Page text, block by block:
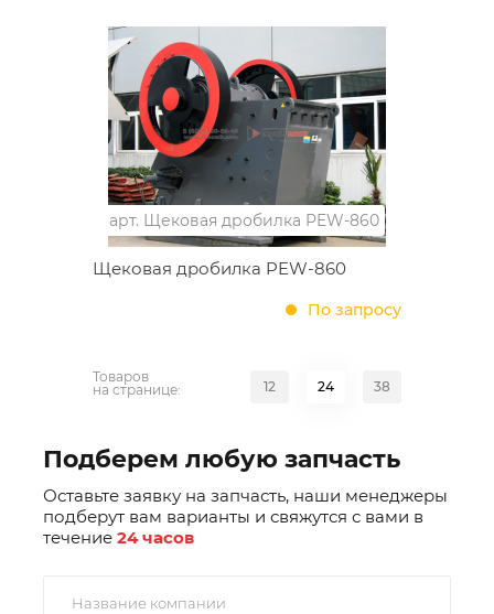
арт. Щековая дробилка PEW-860
Щековая дробилка PEW-860
По запросу
Товаров
на странице:
12 24 38
Подберем любую запчасть
Оставьте заявку на запчасть, наши менеджеры
подберут вам варианты и свяжутся с вами в
течение 24 часов